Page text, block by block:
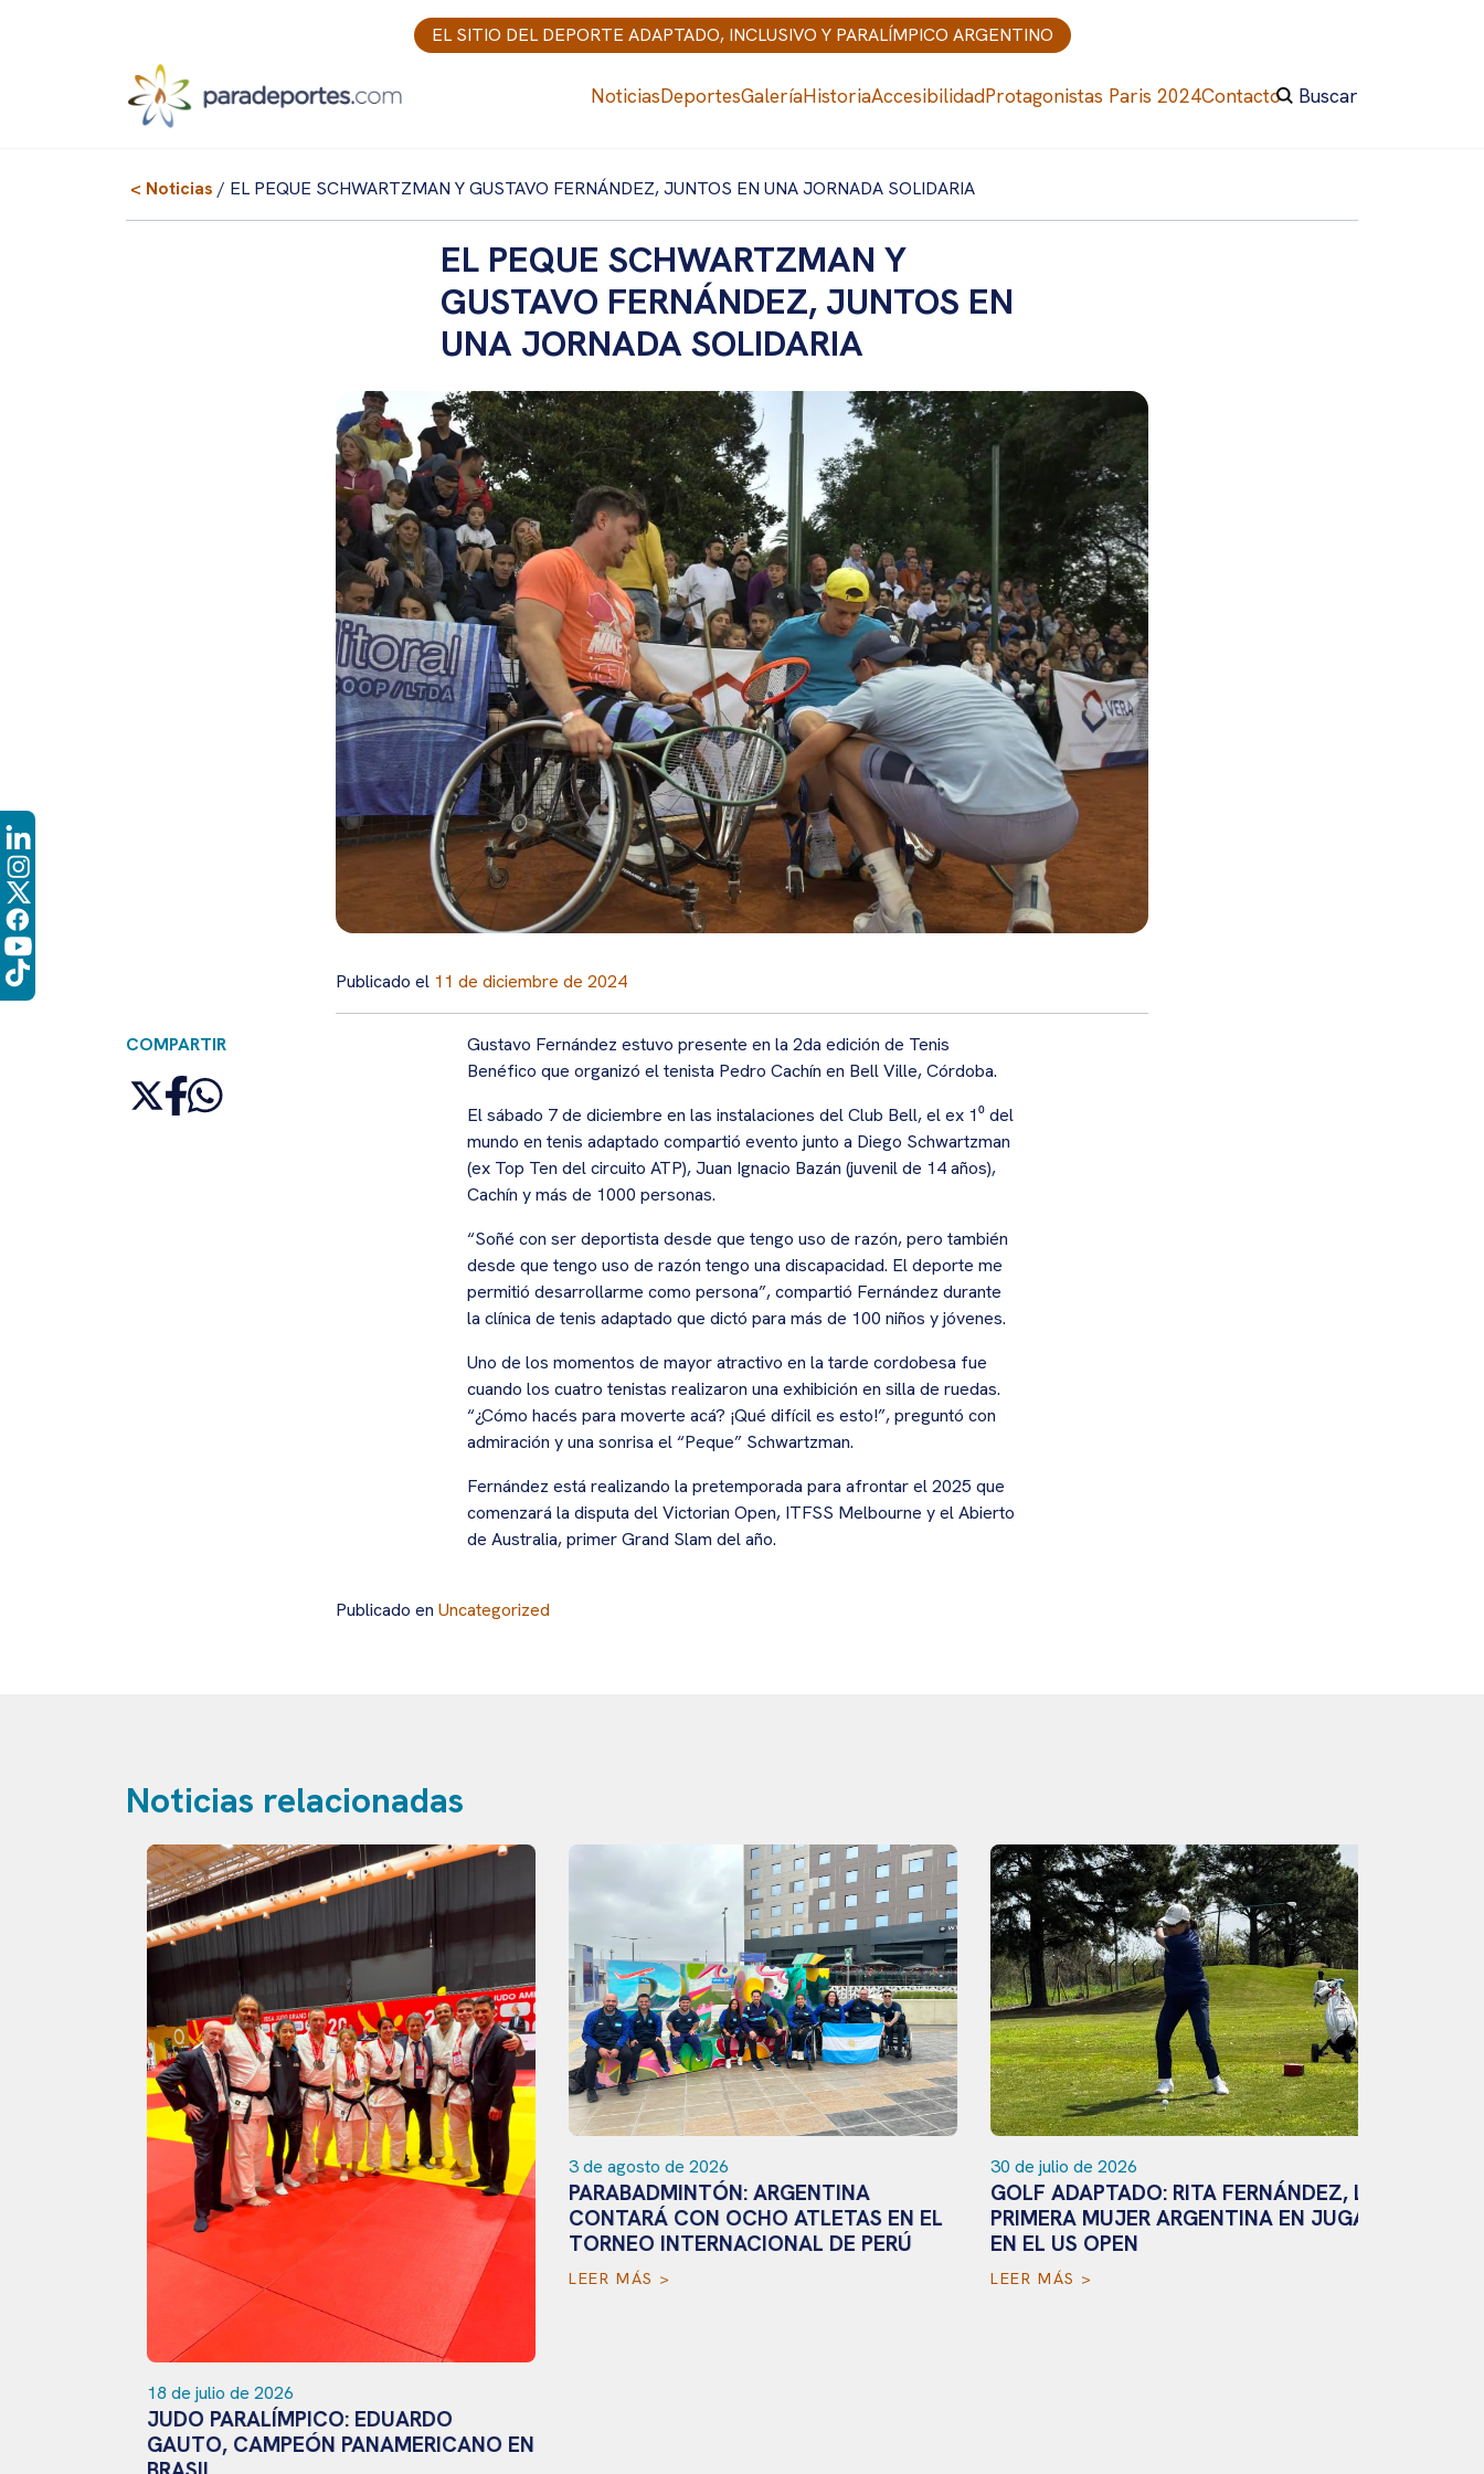
EL SITIO DEL DEPORTE ADAPTADO, INCLUSIVO Y PARALÍMPICO ARGENTINO
NoticiasDeportesGaleríaHistoriaAccesibilidadProtagonistas Paris 2024Contacto Buscar
< Noticias / EL PEQUE SCHWARTZMAN Y GUSTAVO FERNÁNDEZ, JUNTOS EN UNA JORNADA SOLIDARIA
EL PEQUE SCHWARTZMAN Y
GUSTAVO FERNÁNDEZ, JUNTOS EN
UNA JORNADA SOLIDARIA
Publicado el 11 de diciembre de 2024
COMPARTIR
Gustavo Fernández estuvo presente en la 2da edición de Tenis
Benéfico que organizó el tenista Pedro Cachín en Bell Ville, Córdoba.
El sábado 7 de diciembre en las instalaciones del Club Bell, el ex 1⁰ del
mundo en tenis adaptado compartió evento junto a Diego Schwartzman
(ex Top Ten del circuito ATP), Juan Ignacio Bazán (juvenil de 14 años),
Cachín y más de 1000 personas.
“Soñé con ser deportista desde que tengo uso de razón, pero también
desde que tengo uso de razón tengo una discapacidad. El deporte me
permitió desarrollarme como persona”, compartió Fernández durante
la clínica de tenis adaptado que dictó para más de 100 niños y jóvenes.
Uno de los momentos de mayor atractivo en la tarde cordobesa fue
cuando los cuatro tenistas realizaron una exhibición en silla de ruedas.
“¿Cómo hacés para moverte acá? ¡Qué difícil es esto!”, preguntó con
admiración y una sonrisa el “Peque” Schwartzman.
Fernández está realizando la pretemporada para afrontar el 2025 que
comenzará la disputa del Victorian Open, ITFSS Melbourne y el Abierto
de Australia, primer Grand Slam del año.
Publicado en Uncategorized
Noticias relacionadas
18 de julio de 2026
JUDO PARALÍMPICO: EDUARDO
GAUTO, CAMPEÓN PANAMERICANO EN
3 de agosto de 2026
PARABADMINTÓN: ARGENTINA
CONTARÁ CON OCHO ATLETAS EN EL
TORNEO INTERNACIONAL DE PERÚ
LEER MÁS >
30 de julio de 2026
GOLF ADAPTADO: RITA FERNÁNDEZ, LA
PRIMERA MUJER ARGENTINA EN JUGAR
EN EL US OPEN
LEER MÁS >